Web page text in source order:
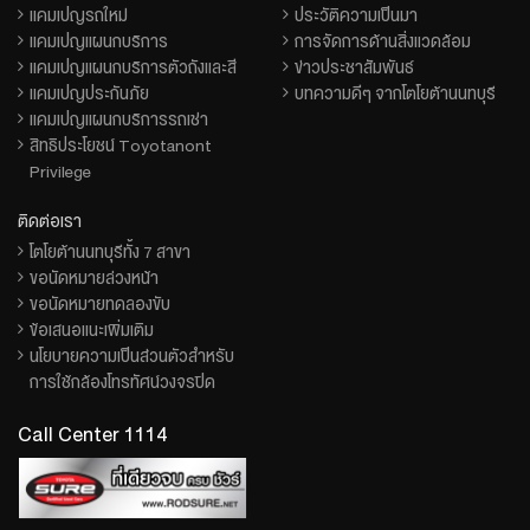
แคมเปญรถใหม่
แคมเปญแผนกบริการ
แคมเปญแผนกบริการตัวถังและสี
แคมเปญประกันภัย
แคมเปญแผนกบริการรถเช่า
สิทธิประโยชน์ Toyotanont
Privilege
ประวัติความเป็นมา
การจัดการด้านสิ่งแวดล้อม
ข่าวประชาสัมพันธ์
บทความดีๆ จากโตโยต้านนทบุรี
ติดต่อเรา
โตโยต้านนทบุรีทั้ง 7 สาขา
ขอนัดหมายล่วงหน้า
ขอนัดหมายทดลองขับ
ข้อเสนอแนะเพิ่มเติม
นโยบายความเป็นส่วนตัวสำหรับ
การใช้กล้องโทรทัศน์วงจรปิด
Call Center 1114